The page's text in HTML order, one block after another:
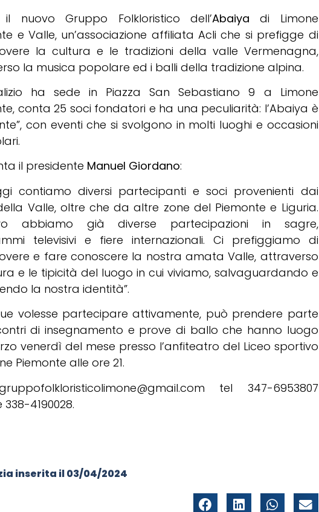
il nuovo Gruppo Folkloristico dell’Abaiyadi Limone
e Valle, un’associazione affiliata Acli che si prefigge di
la cultura e le tradizioni della valle Vermenagna,
la musica popolare ed i balli della tradizione alpina.
ha sede in Piazza San Sebastiano 9 a Limone
conta 25 soci fondatori e ha una peculiarità: l’Abaiya è
con eventi che si svolgono in molti luoghi e occasioni
il presidente Manuel Giordano:
contiamo diversi partecipanti e soci provenienti dai
Valle, oltre che da altre zone del Piemonte e Liguria.
abbiamo già diverse partecipazioni in sagre,
televisivi e fiere internazionali. Ci prefiggiamo di
e fare conoscere la nostra amata Valle, attraverso
e le tipicità del luogo in cui viviamo, salvaguardando e
la nostra identità”.
volesse partecipare attivamente, può prendere parte
di insegnamento e prove di ballo che hanno luogo
venerdì del mese presso l’anfiteatro del Liceo sportivo
Piemonte alle ore 21.
tel 347-6953807
4190028.
inserita il03/04/2024